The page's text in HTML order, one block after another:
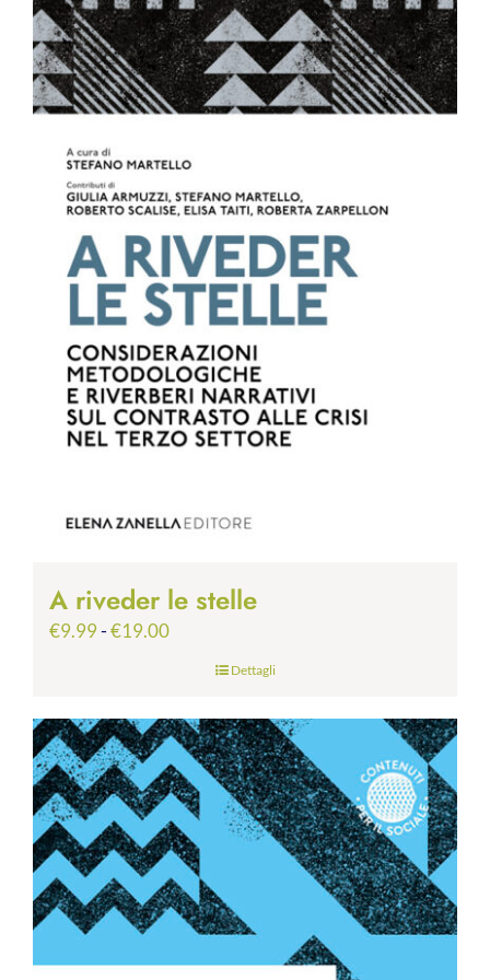
A riveder le stelle
€9.99-€19.00Fascia
€9.99
a
€19.00
Dettagli